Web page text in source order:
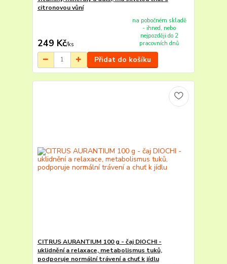
citronovou vůní
249 Kč/ks
na pobočném skladě
- ihned, nebo
nejpozději do 2
pracovních dnů
Přidat do košíku
CITRUS AURANTIUM 100 g - čaj DIOCHI -
uklidnění a relaxace, metabolismus tuků,
podporuje normální trávení a chuť k jídlu